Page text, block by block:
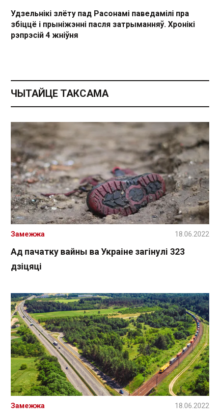
Удзельнікі злёту пад Расонамі паведамілі пра
збіццё і прыніжэнні пасля затрыманняў. Хронікі
рэпрэсій 4 жніўня
ЧЫТАЙЦЕ ТАКСАМА
Ад пачатку вайны ва Украіне загінулі 323
дзіцяці
Замежжа 18.06.2022
Замежжа 18.06.2022